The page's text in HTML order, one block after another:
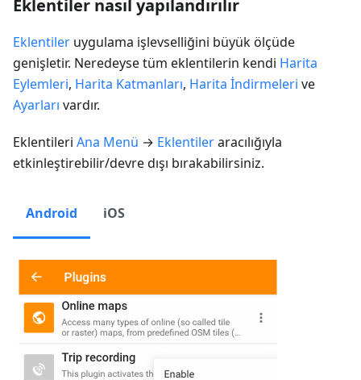
Eklentiler nasıl yapılandırılır
Eklentiler uygulama işlevselliğini büyük ölçüde
genişletir. Neredeyse tüm eklentilerin kendi Harita
Eylemleri, Harita Katmanları, Harita İndirmeleri ve
Ayarları vardır.
Eklentileri Ana Menü → Eklentileraracılığıyla
etkinleştirebilir/devre dışı bırakabilirsiniz.
Android iOS